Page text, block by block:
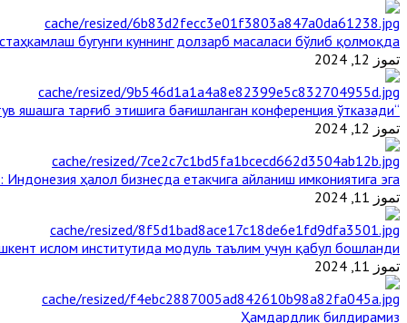
бугунги куннинг долзарб масаласи бўлиб қолмоқда
تموز 12, 2024
“Ал-Азҳар” Таиландда динларнинг тинч-тотув яшашга тарғиб этишига бағишланган конференция ўтказади
تموز 12, 2024
ҳалол бизнесда етакчига айланиш имкониятига эга
تموز 11, 2024
ислом институтида модуль таълим учун қабул бошланди
تموز 11, 2024
Ҳамдардлик билдирамиз